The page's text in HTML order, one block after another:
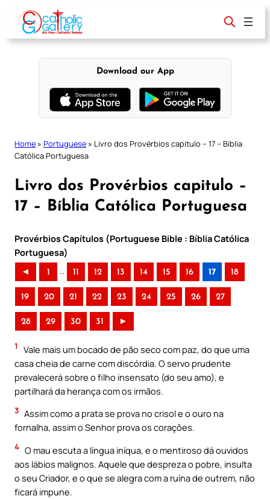
content
Download our App
Home » Portuguese » Livro dos Provérbios capitulo – 17 – Bíblia
Católica Portuguesa
Livro dos Provérbios capitulo –
17 – Bíblia Católica Portuguesa
Provérbios Capítulos (Portuguese Bible : Bíblia Católica
Portuguesa)
◄ 1 .. 11 12 13 14 15 16 17 18
19 20 21 22 23 24 25 26 27
28 29 30 31 ►
1
Vale mais um bocado de pão seco com paz, do que uma
casa cheia de carne com discórdia. O servo prudente
prevalecerá sobre o filho insensato (do seu amo), e
partilhará da herança com os irmãos.
3 Assim como a prata se prova no crisol e o ouro na
fornalha, assim o Senhor prova os corações.
4 O mau escuta a língua iníqua, e o mentiroso dá ouvidos
aos lábios malignos. Aquele que despreza o pobre, insulta
o seu Criador, e o que se alegra com a ruína de outrem, não
ficará impune.